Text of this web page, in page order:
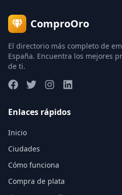
ComproOro
El directorio más completo de
España. Encuentra los mejores
de ti.
Enlaces rápidos
Inicio
Ciudades
Cómo funciona
Compra de plata